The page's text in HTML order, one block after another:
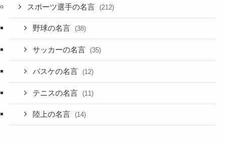
スポーツ選手の名言 (212)
野球の名言 (38)
サッカーの名言 (35)
バスケの名言 (12)
テニスの名言 (11)
陸上の名言 (14)